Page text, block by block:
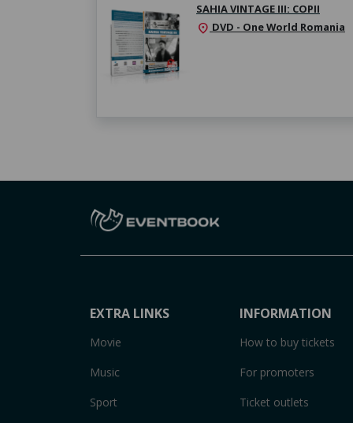
SAHIA VINTAGE III: COPII
location_on DVD - One World Romania
EXTRA LINKS
Movie
Music
Sport
INFORMATION
How to buy tickets
For promoters
Ticket outlets